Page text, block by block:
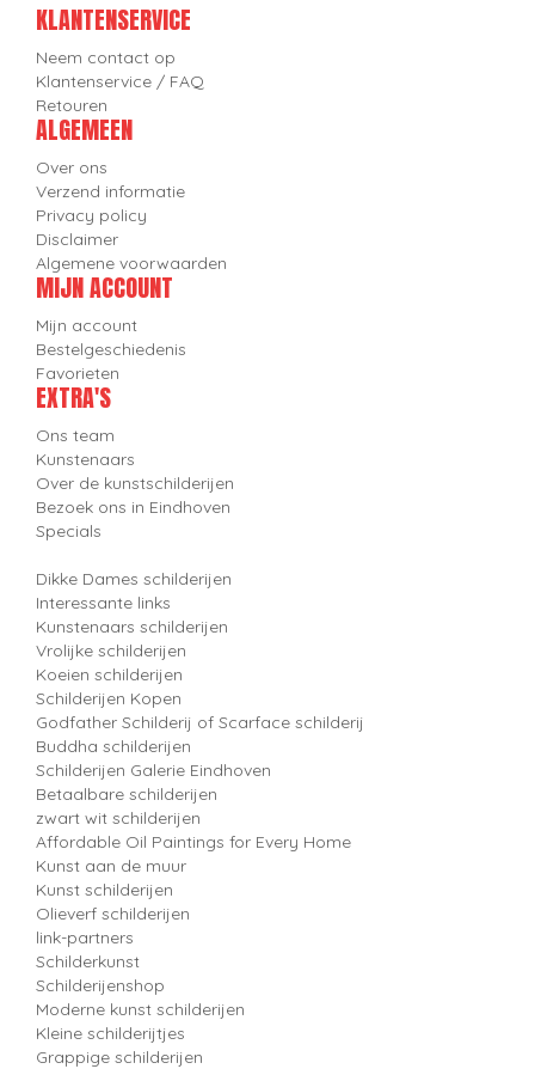
KLANTENSERVICE
Neem contact op
Klantenservice / FAQ
Retouren
ALGEMEEN
Over ons
Verzend informatie
Privacy policy
Disclaimer
Algemene voorwaarden
MIJN ACCOUNT
Mijn account
Bestelgeschiedenis
Favorieten
EXTRA'S
Ons team
Kunstenaars
Over de kunstschilderijen
Bezoek ons in Eindhoven
Specials
Dikke Dames schilderijen
Interessante links
Kunstenaars schilderijen
Vrolijke schilderijen
Koeien schilderijen
Schilderijen Kopen
Godfather Schilderij of Scarface schilderij
Buddha schilderijen
Schilderijen Galerie Eindhoven
Betaalbare schilderijen
zwart wit schilderijen
Affordable Oil Paintings for Every Home
Kunst aan de muur
Kunst schilderijen
Olieverf schilderijen
link-partners
Schilderkunst
Schilderijenshop
Moderne kunst schilderijen
Kleine schilderijtjes
Grappige schilderijen